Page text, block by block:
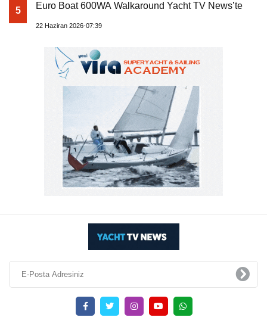
5 Euro Boat 600WA Walkaround Yacht TV News’te
22 Haziran 2026-07:39